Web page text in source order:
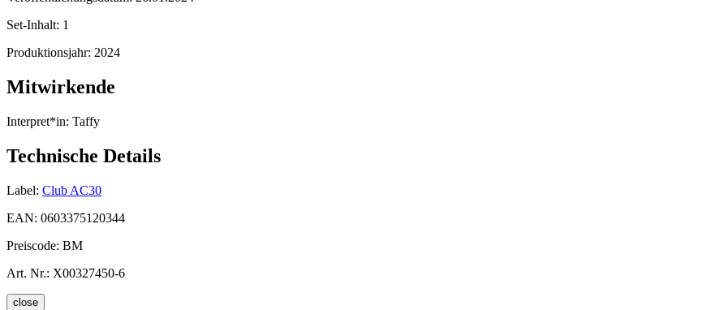
Set-Inhalt: 1
Produktionsjahr: 2024
Mitwirkende
Interpret*in: Taffy
Technische Details
Label: Club AC30
EAN: 0603375120344
Preiscode: BM
Art. Nr.: X00327450-6
close